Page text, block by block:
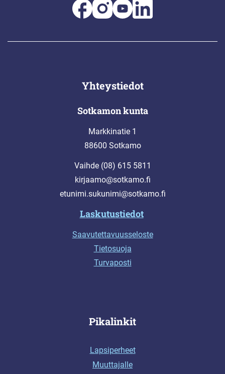
Yhteystiedot
Sotkamon kunta
Markkinatie 1
88600 Sotkamo
Vaihde (08) 615 5811
kirjaamo@sotkamo.fi
etunimi.sukunimi@sotkamo.fi
Laskutustiedot
Saavutettavuusseloste
Tietosuoja
Turvaposti
Pikalinkit
Lapsiperheet
Muuttajalle